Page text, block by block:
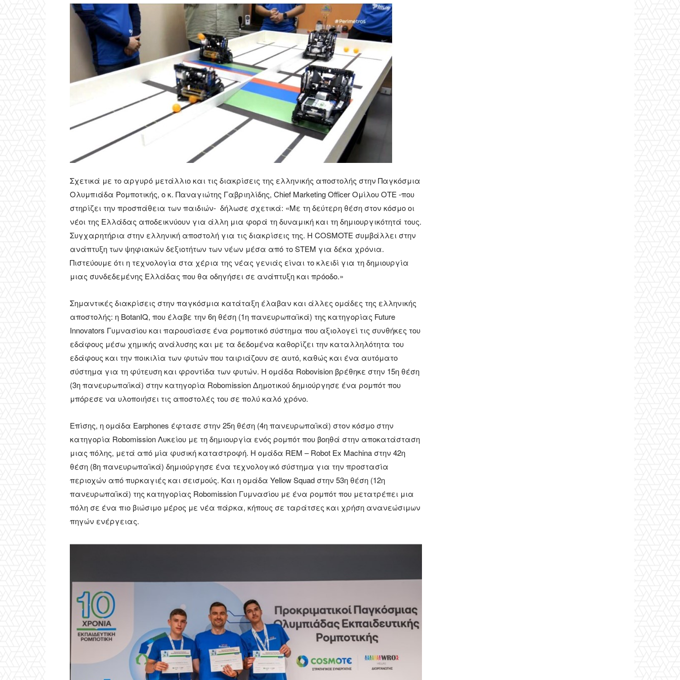
Σχετικά με το αργυρό μετάλλιο και τις διακρίσεις της ελληνικής αποστολής στην Παγκόσμια
Ολυμπιάδα Ρομποτικής, ο κ. Παναγιώτης Γαβριηλίδης, Chief Marketing Officer Ομίλου ΟΤΕ -που
στηρίζει την προσπάθεια των παιδιών- δήλωσε σχετικά: «Με τη δεύτερη θέση στον κόσμο οι
νέοι της Ελλάδας αποδεικνύουν για άλλη μια φορά τη δυναμική και τη δημιουργικότητά τους.
Συγχαρητήρια στην ελληνική αποστολή για τις διακρίσεις της. Η COSMOTE συμβάλλει στην
ανάπτυξη των ψηφιακών δεξιοτήτων των νέων μέσα από το STEM για δέκα χρόνια.
Πιστεύουμε ότι η τεχνολογία στα χέρια της νέας γενιάς είναι το κλειδί για τη δημιουργία
μιας συνδεδεμένης Ελλάδας που θα οδηγήσει σε ανάπτυξη και πρόοδο.»
Σημαντικές διακρίσεις στην παγκόσμια κατάταξη έλαβαν και άλλες ομάδες της ελληνικής
αποστολής: η BotanIQ, που έλαβε την 6η θέση (1η πανευρωπαϊκά) της κατηγορίας Future
Innovators Γυμνασίου και παρουσίασε ένα ρομποτικό σύστημα που αξιολογεί τις συνθήκες του
εδάφους μέσω χημικής ανάλυσης και με τα δεδομένα καθορίζει την καταλληλότητα του
εδάφους και την ποικιλία των φυτών που ταιριάζουν σε αυτό, καθώς και ένα αυτόματο
σύστημα για τη φύτευση και φροντίδα των φυτών. Η ομάδα Robovision βρέθηκε στην 15η θέση
(3η πανευρωπαϊκά) στην κατηγορία Robomission Δημοτικού δημιούργησε ένα ρομπότ που
μπόρεσε να υλοποιήσει τις αποστολές του σε πολύ καλό χρόνο.
Επίσης, η ομάδα Earphones έφτασε στην 25η θέση (4η πανευρωπαϊκά) στον κόσμο στην
κατηγορία Robomission Λυκείου με τη δημιουργία ενός ρομπότ που βοηθά στην αποκατάσταση
μιας πόλης, μετά από μία φυσική καταστροφή. Η ομάδα REM – Robot Ex Machina στην 42η
θέση (8η πανευρωπαϊκά) δημιούργησε ένα τεχνολογικό σύστημα για την προστασία
περιοχών από πυρκαγιές και σεισμούς. Και η ομάδα Yellow Squad στην 53η θέση (12η
πανευρωπαϊκά) της κατηγορίας Robomission Γυμνασίου με ένα ρομπότ που μετατρέπει μια
πόλη σε ένα πιο βιώσιμο μέρος με νέα πάρκα, κήπους σε ταράτσες και χρήση ανανεώσιμων
πηγών ενέργειας.